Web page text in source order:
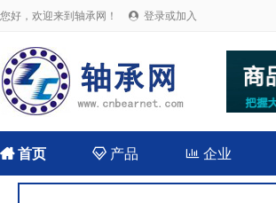
您好，欢迎来到轴承网！  登录或加入
首页  产品 企业